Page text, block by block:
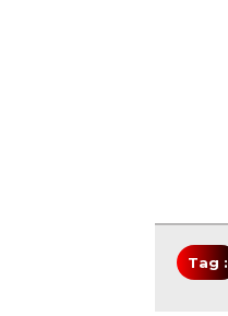
Tag :